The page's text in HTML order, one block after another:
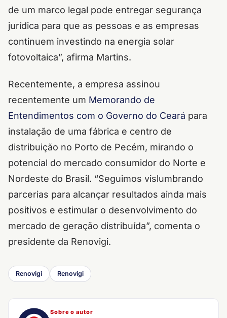
de um marco legal pode entregar segurança
jurídica para que as pessoas e as empresas
continuem investindo na energia solar
fotovoltaica”, afirma Martins.
Recentemente, a empresa assinou
recentemente um Memorando de
Entendimentos com o Governo do Ceará para
instalação de uma fábrica e centro de
distribuição no Porto de Pecém, mirando o
potencial do mercado consumidor do Norte e
Nordeste do Brasil. “Seguimos vislumbrando
parcerias para alcançar resultados ainda mais
positivos e estimular o desenvolvimento do
mercado de geração distribuída”, comenta o
presidente da Renovigi.
Renovigi Renovigi
Sobre o autor